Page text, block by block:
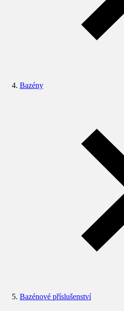
Bazény
Bazénové příslušenství